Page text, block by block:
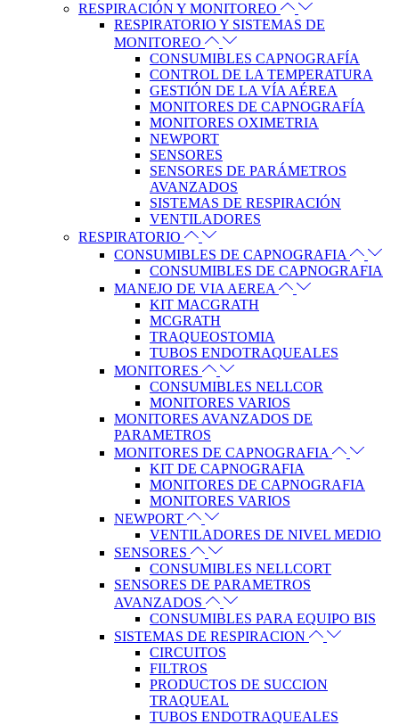
RESPIRACIÓN Y MONITOREO
RESPIRATORIO Y SISTEMAS DE
MONITOREO
CONSUMIBLES CAPNOGRAFÍA
CONTROL DE LA TEMPERATURA
GESTIÓN DE LA VÍA AÉREA
MONITORES DE CAPNOGRAFÍA
MONITORES OXIMETRIA
NEWPORT
SENSORES
SENSORES DE PARÁMETROS
AVANZADOS
SISTEMAS DE RESPIRACIÓN
VENTILADORES
RESPIRATORIO
CONSUMIBLES DE CAPNOGRAFIA
CONSUMIBLES DE CAPNOGRAFIA
MANEJO DE VIA AEREA
KIT MACGRATH
MCGRATH
TRAQUEOSTOMIA
TUBOS ENDOTRAQUEALES
MONITORES
CONSUMIBLES NELLCOR
MONITORES VARIOS
MONITORES AVANZADOS DE
PARAMETROS
MONITORES DE CAPNOGRAFIA
KIT DE CAPNOGRAFIA
MONITORES DE CAPNOGRAFIA
MONITORES VARIOS
NEWPORT
VENTILADORES DE NIVEL MEDIO
SENSORES
CONSUMIBLES NELLCORT
SENSORES DE PARAMETROS
AVANZADOS
CONSUMIBLES PARA EQUIPO BIS
SISTEMAS DE RESPIRACION
CIRCUITOS
FILTROS
PRODUCTOS DE SUCCION
TRAQUEAL
TUBOS ENDOTRAQUEALES